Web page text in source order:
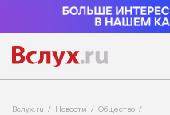
Вслух.ru Новости Общество